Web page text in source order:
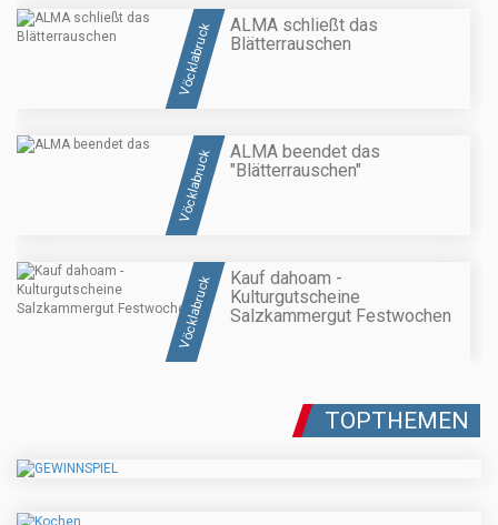
Vöcklabruck
ALMA schließt das
Blätterrauschen
Vöcklabruck
ALMA beendet das
"Blätterrauschen"
Vöcklabruck
Kauf dahoam -
Kulturgutscheine
Salzkammergut Festwochen
TOPTHEMEN